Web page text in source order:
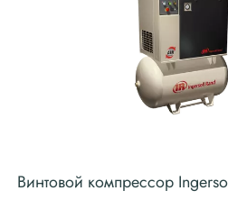
Винтовой компрессор